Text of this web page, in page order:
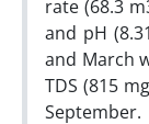
rate (68.3
and pH
and March
TDS (815